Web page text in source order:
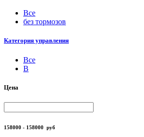
Все
без тормозов
Категория управления
Все
B
Цена
158000 - 158000 руб